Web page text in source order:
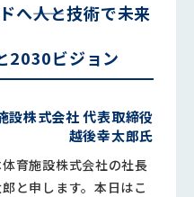
――人と技術で未来
2030ビジョン
設株式会社 代表取締役
越後幸太郎氏
育施設株式会社の社長
と申します。本日はこ